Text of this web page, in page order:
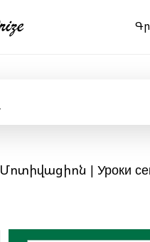
Մոտիվացիոն | Уроки